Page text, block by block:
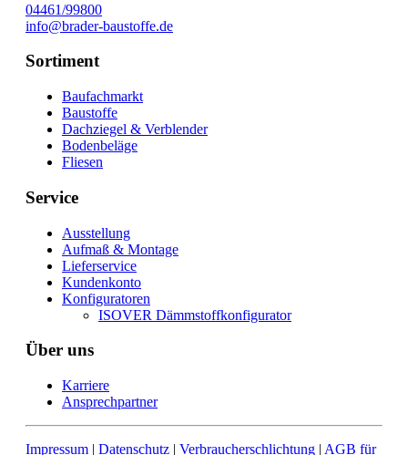
04461/99800
info@brader-baustoffe.de
Sortiment
Baufachmarkt
Baustoffe
Dachziegel & Verblender
Bodenbeläge
Fliesen
Service
Ausstellung
Aufmaß & Montage
Lieferservice
Kundenkonto
Konfiguratoren
ISOVER Dämmstoffkonfigurator
Über uns
Karriere
Ansprechpartner
Impressum | Datenschutz | Verbraucherschlichtung | AGB für